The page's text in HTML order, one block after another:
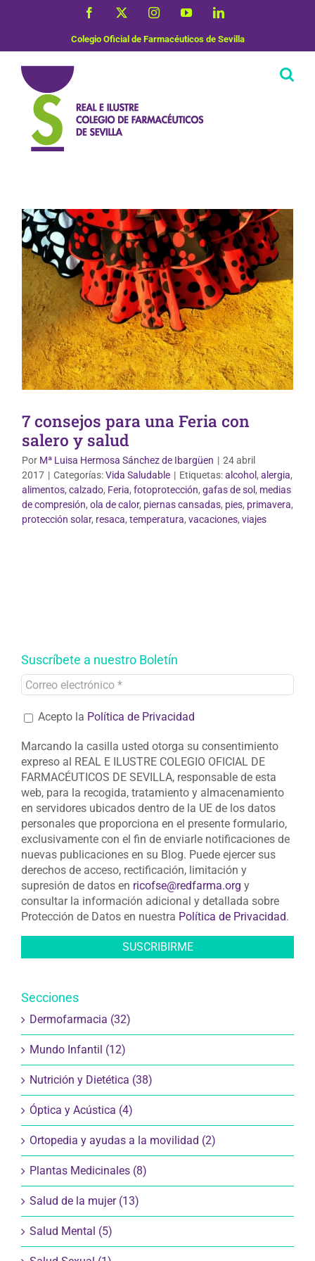
Facebook InstagramYouTubeLinkedIn
Colegio Oficial de Farmacéuticos de Sevilla
7 consejos para una Feria con
salero y salud
Por Mª Luisa Hermosa Sánchez de Ibargüen | 24 abril
2017 | Categorías:Vida Saludable | Etiquetas:alcohol, alergia,
alimentos, calzado, Feria, fotoprotección, gafas de sol, medias
de compresión, ola de calor, piernas cansadas, pies, primavera,
protección solar, resaca, temperatura, vacaciones, viajes
Suscríbete a nuestro Boletín
Acepto la Política de Privacidad
Marcando la casilla usted otorga su consentimiento
expreso al REAL E ILUSTRE COLEGIO OFICIAL DE
FARMACÉUTICOS DE SEVILLA, responsable de esta
web, para la recogida, tratamiento y almacenamiento
en servidores ubicados dentro de la UE de los datos
personales que proporciona en el presente formulario,
exclusivamente con el fin de enviarle notificaciones de
nuevas publicaciones en su Blog. Puede ejercer sus
derechos de acceso, rectificación, limitación y
supresión de datos en ricofse@redfarma.org y
consultar la información adicional y detallada sobre
Protección de Datos en nuestra Política de Privacidad.
Secciones
Dermofarmacia (32)
Mundo Infantil (12)
Nutrición y Dietética (38)
Óptica y Acústica (4)
Ortopedia y ayudas a la movilidad (2)
Plantas Medicinales (8)
Salud de la mujer (13)
Salud Mental (5)